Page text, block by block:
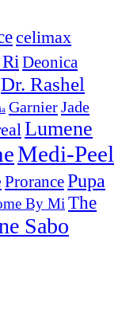
celimax
Deonica
Dr. Rashel
GarnierJade
Lumene
Medi-Peel
ProrancePupa
By MiThe
Sabo